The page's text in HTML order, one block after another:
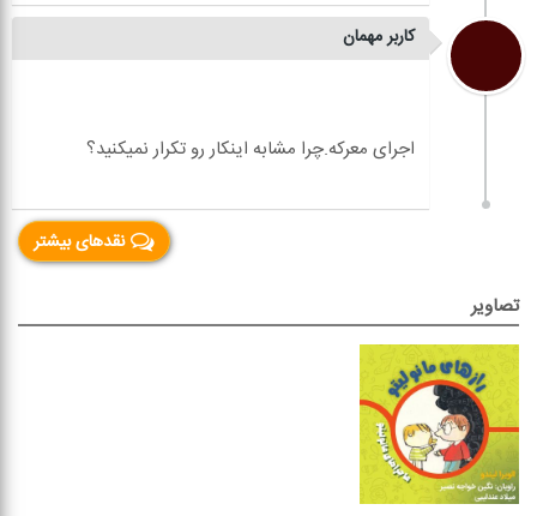
کاربر مهمان
نقدهای بیشتر
تصاویر